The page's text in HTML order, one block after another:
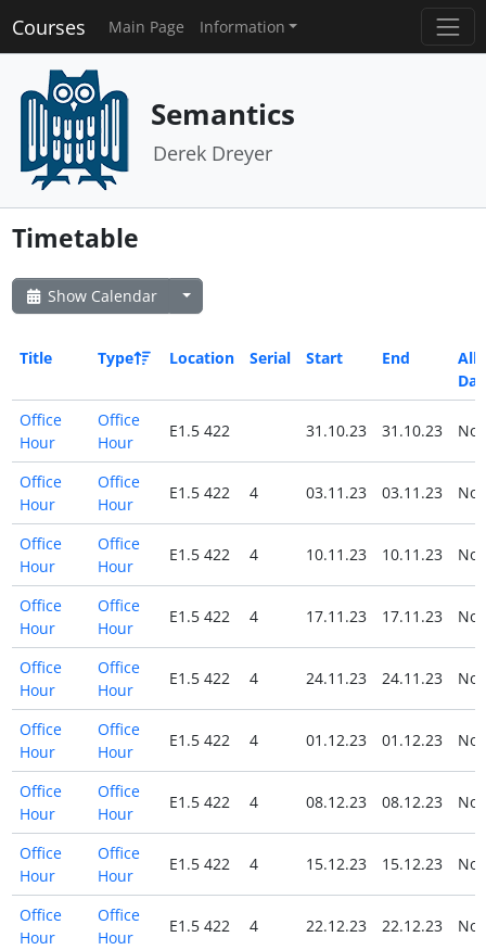
Courses Main Page Information
Semantics
Derek Dreyer
Timetable
Show Calendar
Title Type Location Serial Start End
All
Day
Office
Hour
Office
Hour
E1.5 422 31.10.23 31.10.23 No
Office
Hour
Office
Hour
E1.5 422 4 03.11.23 03.11.23 No
Office
Hour
Office
Hour
E1.5 422 4 10.11.23 10.11.23 No
Office
Hour
Office
Hour
E1.5 422 4 17.11.23 17.11.23 No
Office
Hour
Office
Hour
E1.5 422 4 24.11.23 24.11.23 No
Office
Hour
Office
Hour
E1.5 422 4 01.12.23 01.12.23 No
Office
Hour
Office
Hour
E1.5 422 4 08.12.23 08.12.23 No
Office
Hour
Office
Hour
E1.5 422 4 15.12.23 15.12.23 No
Office
Hour
Office
Hour
E1.5 422 4 22.12.23 22.12.23 No